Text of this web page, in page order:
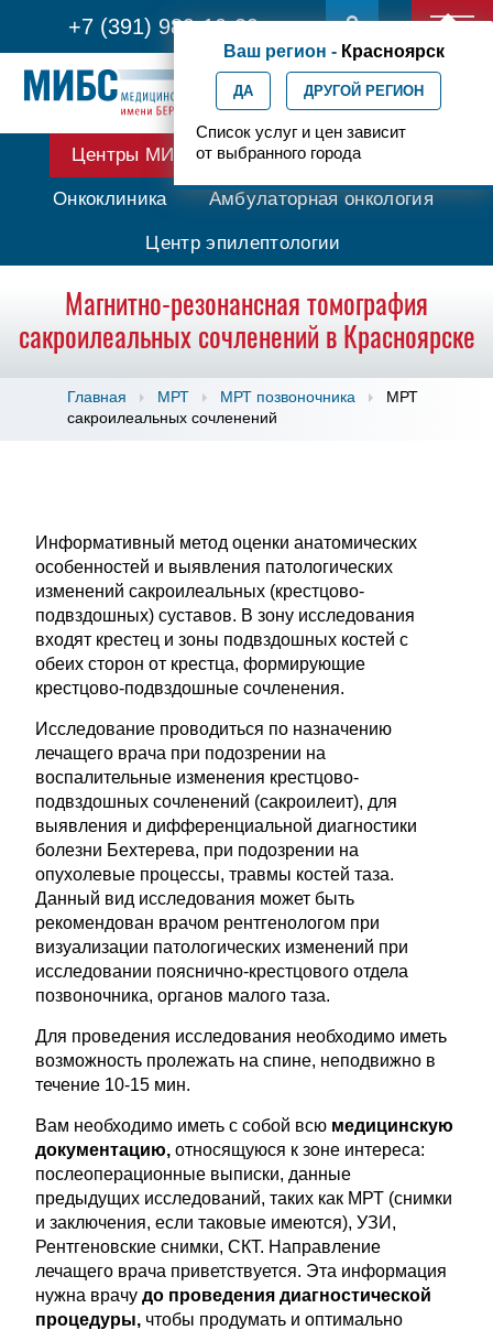
+7 (391) 989-10-29
Ваш регион - Красноярск
ДА ДРУГОЙ РЕГИОН
Список услуг и цен зависит
от выбранного города
Центры МИБС Протонная терапия
Онкоклиника Амбулаторная онкология
Центр эпилептологии
Магнитно-резонансная томография
сакроилеальных сочленений в Красноярске
Главная МРТ МРТ позвоночника
МРТ
сакроилеальных сочленений
Информативный метод оценки анатомических
особенностей и выявления патологических
изменений сакроилеальных (крестцово-
подвздошных) суставов. В зону исследования
входят крестец и зоны подвздошных костей с
обеих сторон от крестца, формирующие
крестцово-подвздошные сочленения.
Исследование проводиться по назначению
лечащего врача при подозрении на
воспалительные изменения крестцово-
подвздошных сочленений (сакроилеит), для
выявления и дифференциальной диагностики
болезни Бехтерева, при подозрении на
опухолевые процессы, травмы костей таза.
Данный вид исследования может быть
рекомендован врачом рентгенологом при
визуализации патологических изменений при
исследовании пояснично-крестцового отдела
позвоночника, органов малого таза.
Для проведения исследования необходимо иметь
возможность пролежать на спине, неподвижно в
течение 10-15 мин.
Вам необходимо иметь с собой всю медицинскую
документацию, относящуюся к зоне интереса:
послеоперационные выписки, данные
предыдущих исследований, таких как МРТ (снимки
и заключения, если таковые имеются), УЗИ,
Рентгеновские снимки, СКТ. Направление
лечащего врача приветствуется. Эта информация
нужна врачудо проведения диагностической
процедуры, чтобы продумать и оптимально